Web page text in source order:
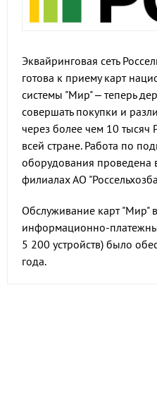
Эквайринговая сеть
готова к приему карт
системы "Мир" – теперь
совершать покупки и
через более чем 10 тысяч
всей стране. Работа по
оборудования проведена
филиалах АО
Обслуживание карт "Мир"
информационно-
5 200 устройств) было
года.